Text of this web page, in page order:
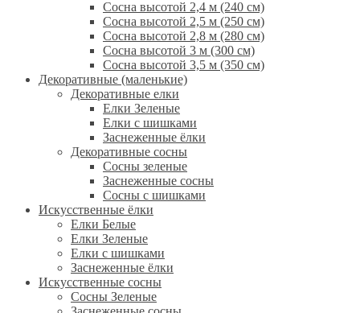
Сосна высотой 2,4 м (240 см)
Сосна высотой 2,5 м (250 см)
Сосна высотой 2,8 м (280 см)
Сосна высотой 3 м (300 см)
Сосна высотой 3,5 м (350 см)
Декоративные (маленькие)
Декоративные елки
Елки Зеленые
Елки с шишками
Заснеженные ёлки
Декоративные сосны
Сосны зеленые
Заснеженные сосны
Сосны с шишками
Искусственные ёлки
Елки Белые
Елки Зеленые
Елки с шишками
Заснеженные ёлки
Искусственные сосны
Сосны Зеленые